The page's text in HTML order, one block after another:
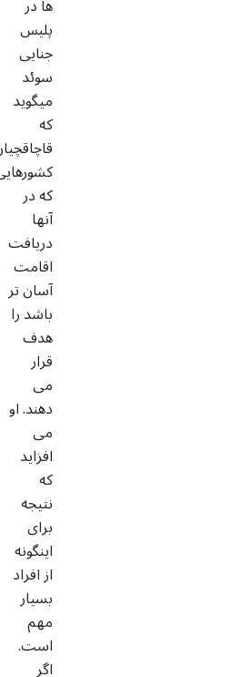
ها در
پلیس
جنایی
سوئد
میگوید
که
که در
آنها
دریافت
اقامت
آسان تر
باشد را
هدف
قرار
می
دهند. او
می
افزاید
که
نتیجه
برای
اینگونه
از افراد
بسیار
مهم
است.
اگر